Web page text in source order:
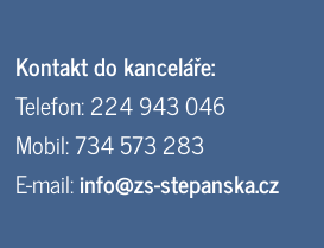
Kontakt do kanceláře:
Telefon: 224 943 046
Mobil: 734 573 283
E-mail:info@zs-stepanska.cz